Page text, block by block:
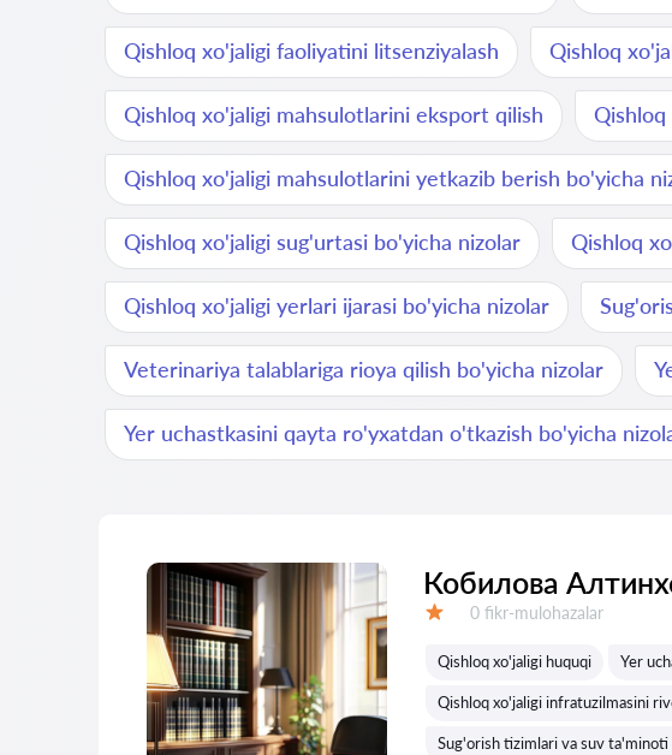
Qishloq xo'jaligi faoliyatini litsenziyalash Qishloq
Qishloq xo'jaligi mahsulotlarini eksport qilish
Qishloq xo'jaligi mahsulotlarini yetkazib berish bo'yicha
Qishloq xo'jaligi sug'urtasi bo'yicha nizolar Qishloq
Qishloq xo'jaligi yerlari ijarasi bo'yicha nizolar
Veterinariya talablariga rioya qilish bo'yicha nizolar
Yer uchastkasini qayta ro'yxatdan o'tkazish bo'yicha
Кобилова
Fikrlar:
0 fikr-mulohazalar
Qishloq xo'jaligi huquqi Yer
Qishloq xo'jaligi infratuzilmasini
Sug'orish tizimlari va suv ta'minoti